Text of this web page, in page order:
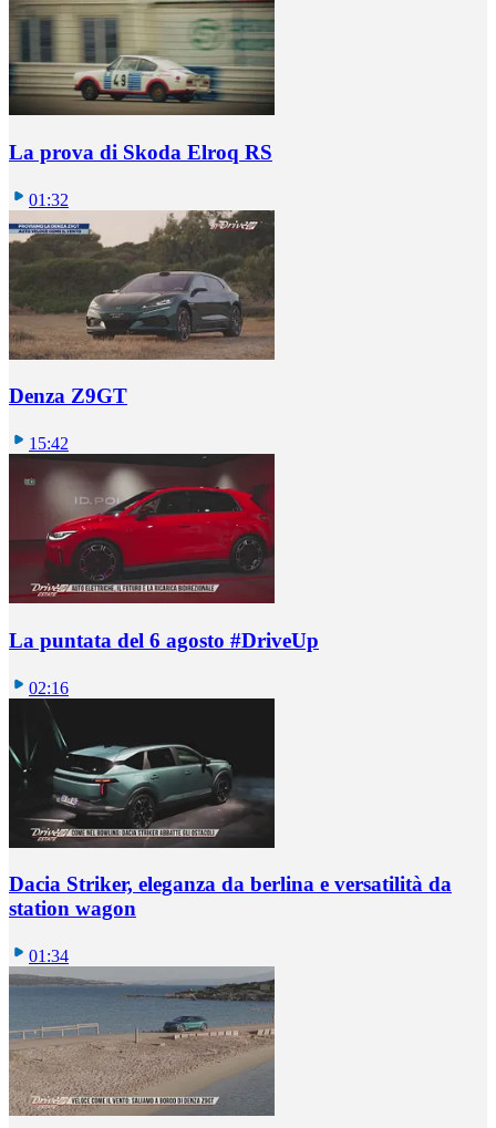
La prova di Skoda Elroq RS
01:32
Denza Z9GT
15:42
La puntata del 6 agosto #DriveUp
02:16
Dacia Striker, eleganza da berlina e versatilità da
station wagon
01:34